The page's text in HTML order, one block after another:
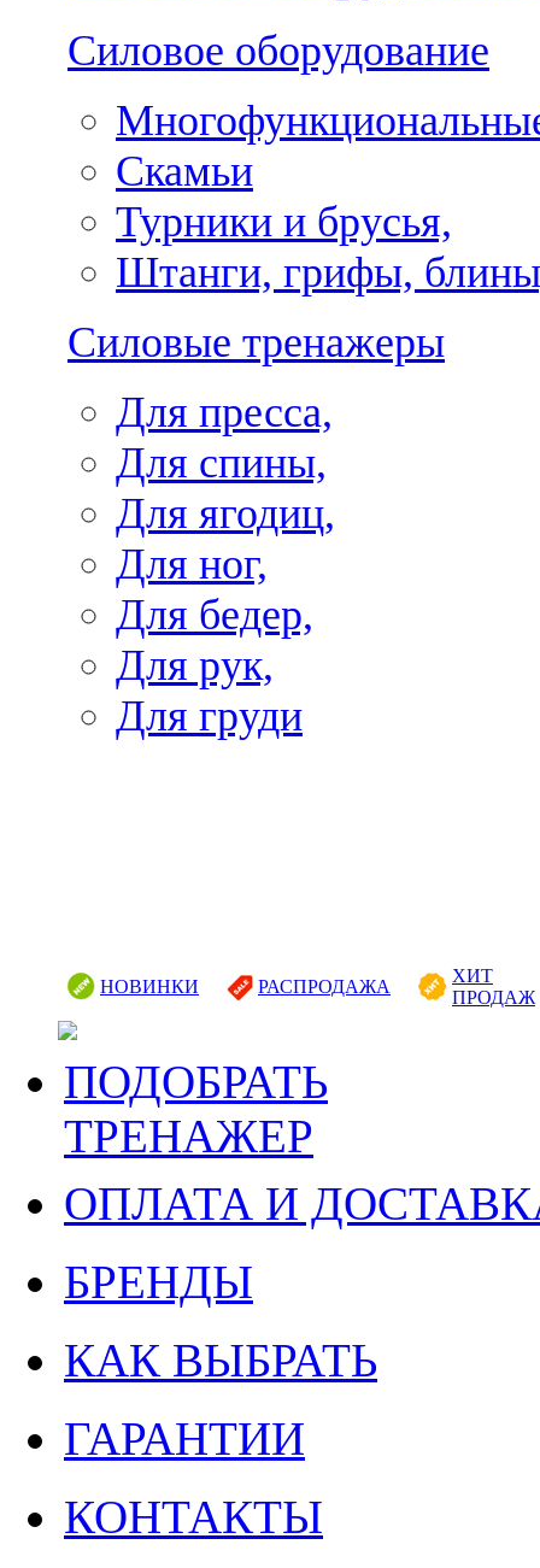
Силовое оборудование
Скамьи
Турники и брусья,
Штанги, грифы,
Силовые тренажеры
Для пресса,
Для спины,
Для ягодиц,
Для ног,
Для бедер,
Для рук,
Для груди
НОВИНКИ РАСПРОДАЖА
ХИТ
ПРОДАЖ
ПОДОБРАТЬ
ТРЕНАЖЕР
ОПЛАТА И
БРЕНДЫ
КАК ВЫБРАТЬ
ГАРАНТИИ
КОНТАКТЫ